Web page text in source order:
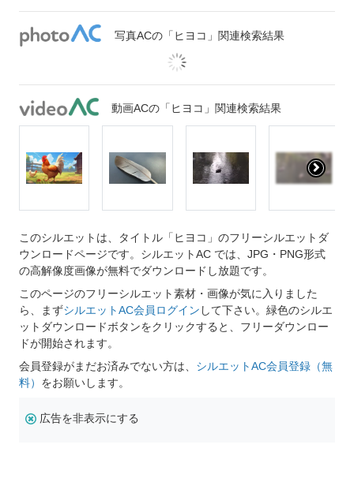
写真ACの「ヒヨコ」関連検索結果
動画ACの「ヒヨコ」関連検索結果
このシルエットは、タイトル「ヒヨコ」のフリーシルエットダ
ウンロードページです。シルエットAC では、JPG・PNG形式
の高解像度画像が無料でダウンロードし放題です。
このページのフリーシルエット素材・画像が気に入りました
ら、まずシルエットAC会員ログイン して下さい。緑色のシルエ
ットダウンロードボタンをクリックすると、フリーダウンロー
ドが開始されます。
会員登録がまだお済みでない方は、 シルエットAC会員登録（無
料） をお願いします。
広告を非表示にする